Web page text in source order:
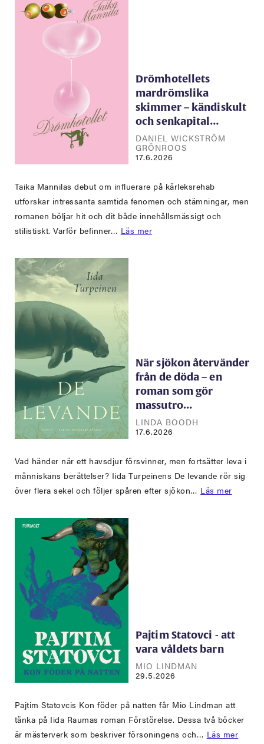
Drömhotellets
mardrömslika
skimmer – kändiskult
och senkapital…
DANIEL WICKSTRÖM
GRÖNROOS
17.6.2026
Taika Mannilas debut om influerare på kärleksrehab
utforskar intressanta samtida fenomen och stämningar, men
romanen böljar hit och dit både innehållsmässigt och
stilistiskt. Varför befinner… Läs mer
När sjökon återvänder
från de döda – en
roman som gör
massutro…
LINDA BOODH
17.6.2026
Vad händer när ett havsdjur försvinner, men fortsätter leva i
människans berättelser? Iida Turpeinens De levande rör sig
över flera sekel och följer spåren efter sjökon… Läs mer
Pajtim Statovci - att
vara våldets barn
MIO LINDMAN
29.5.2026
Pajtim Statovcis Kon föder på natten får Mio Lindman att
tänka på Iida Raumas roman Förstörelse. Dessa två böcker
är mästerverk som beskriver försoningens och… Läs mer